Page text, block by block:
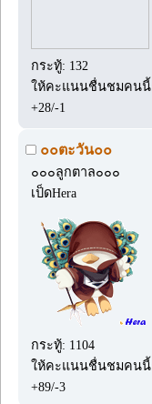
กระทู้: 132
ให้คะแนนชื่นชมคนนี้
+28/-1
๐๐ตะวัน๐๐
๐๐๐ลูกตาล๐๐๐
เป็ดHera
กระทู้: 1104
ให้คะแนนชื่นชมคนนี้
+89/-3